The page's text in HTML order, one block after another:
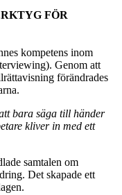
FÖR
kompetens inom
Genom att
förändrades
bara säga till händer
kliver in med ett
samtalen om
Det skapade ett